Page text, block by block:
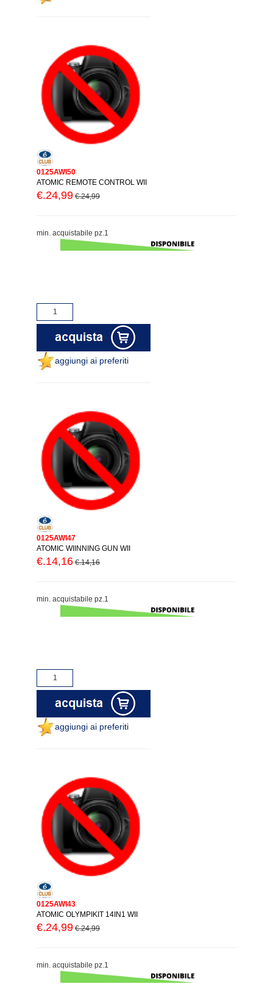
0125AWI50
ATOMIC REMOTE CONTROL WII
€.24,99 €.24,99
min. acquistabile pz.1
aggiungi ai preferiti
0125AWI47
ATOMIC WIINNING GUN WII
€.14,16 €.14,16
min. acquistabile pz.1
aggiungi ai preferiti
0125AWI43
ATOMIC OLYMPIKIT 14IN1 WII
€.24,99 €.24,99
min. acquistabile pz.1